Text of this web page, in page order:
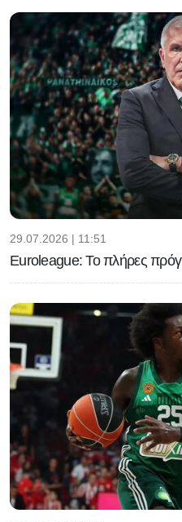
29.07.2026 | 11:51
Euroleague: Το πλήρες